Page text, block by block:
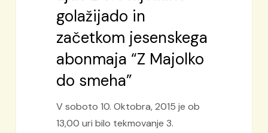
golažijado in
začetkom jesenskega
abonmaja “Z Majolko
do smeha”
V soboto 10. Oktobra, 2015 je ob
13,00 uri bilo tekmovanje 3.